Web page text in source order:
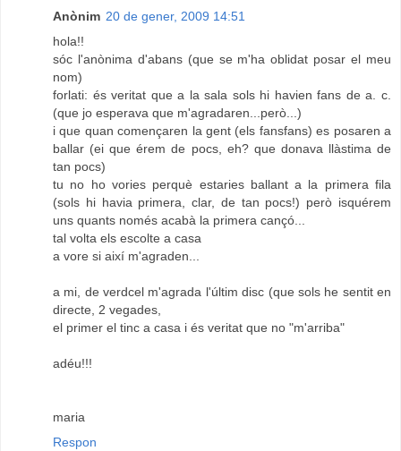
Anònim 20 de gener, 2009 14:51
hola!!
sóc l'anònima d'abans (que se m'ha oblidat posar el meu
nom)
forlati: és veritat que a la sala sols hi havien fans de a. c.
(que jo esperava que m'agradaren...però...)
i que quan començaren la gent (els fansfans) es posaren a
ballar (ei que érem de pocs, eh? que donava llàstima de
tan pocs)
tu no ho vories perquè estaries ballant a la primera fila
(sols hi havia primera, clar, de tan pocs!) però isquérem
uns quants només acabà la primera cançó...
tal volta els escolte a casa
a vore si així m'agraden...
a mi, de verdcel m'agrada l'últim disc (que sols he sentit en
directe, 2 vegades,
el primer el tinc a casa i és veritat que no "m'arriba"
adéu!!!
maria
Respon